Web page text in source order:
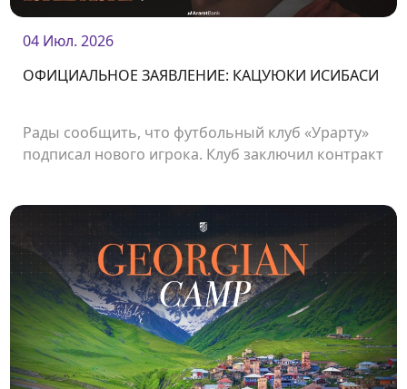
04 Июл. 2026
ОФИЦИАЛЬНОЕ ЗАЯВЛЕНИЕ: КАЦУЮКИ ИСИБАСИ
Рады сообщить, что футбольный клуб «Урарту»
подписал нового игрока. Клуб заключил контракт